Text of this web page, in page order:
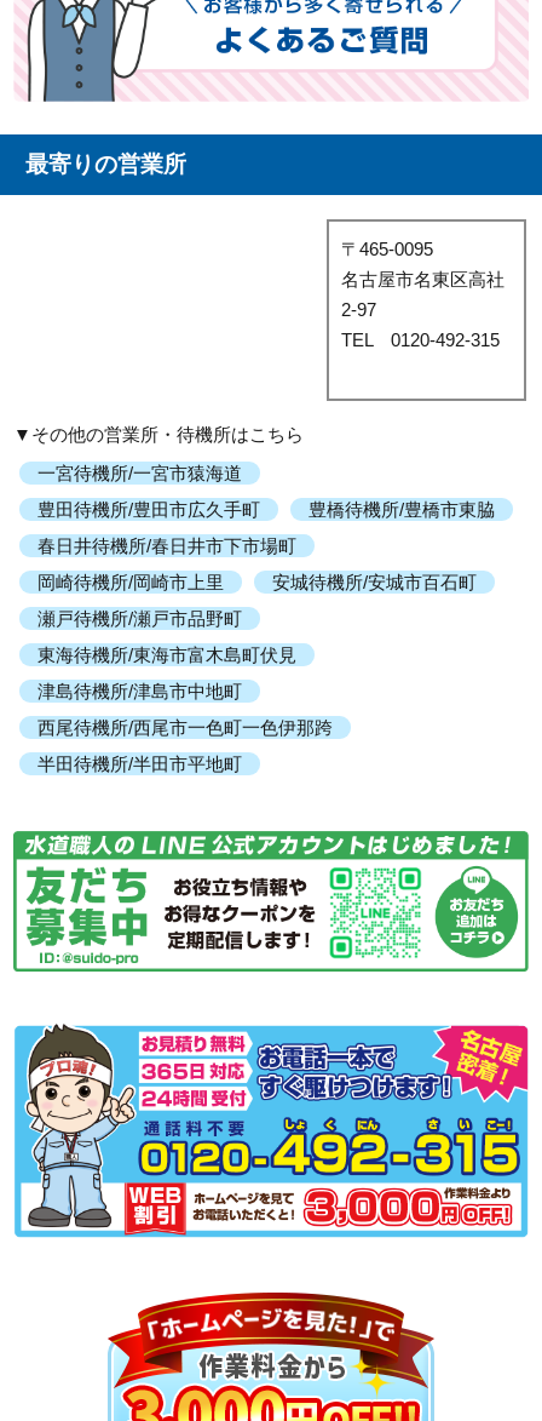
最寄りの営業所
〒465-0095
名古屋市名東区高社
2-97
TEL 0120-492-315
▼その他の営業所・待機所はこちら
一宮待機所/一宮市猿海道
豊田待機所/豊田市広久手町
豊橋待機所/豊橋市東脇
春日井待機所/春日井市下市場町
岡崎待機所/岡崎市上里
安城待機所/安城市百石町
瀬戸待機所/瀬戸市品野町
東海待機所/東海市富木島町伏見
津島待機所/津島市中地町
西尾待機所/西尾市一色町一色伊那跨
半田待機所/半田市平地町